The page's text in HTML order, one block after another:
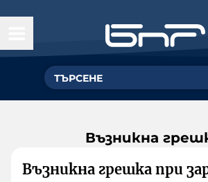
Възникна
Възникна грешка при